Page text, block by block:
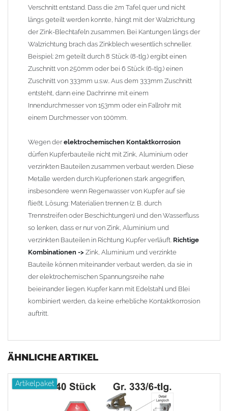
Verschnitt entstand. Dass die 2m Tafel quer und nicht
längs geteilt werden konnte, hängt mit der Walzrichtung
der Zink-Blechtafeln zusammen. Bei Kantungen längs der
Walzrichtung brach das Zinkblech wesentlich schneller.
Beispiel: 2m geteilt durch 8 Stück (8-tlg.) ergibt einen
Zuschnitt von 250mm oder bei 6 Stück (6-tlg.) einen
Zuschnitt von 333mm u.s.w.. Aus dem 333mm Zuschnitt
entsteht, dann eine Dachrinne mit einem
Innendurchmesser von 153mm oder ein Fallrohr mit
einem Durchmesser von 100mm.
Wegen derelektrochemischen Kontaktkorrosion
dürfen Kupferbauteile nicht mit Zink, Aluminium oder
verzinkten Bauteilen zusammen verbaut werden. Diese
Metalle werden durch Kupferionen stark angegriffen,
insbesondere wenn Regenwasser von Kupfer auf sie
fließt. Lösung: Materialien trennen (z. B. durch
Trennstreifen oder Beschichtungen) und den Wasserfluss
so lenken, dass er nur von Zink, Aluminium und
verzinkten Bauteilen in Richtung Kupfer verläuft. Richtige
Kombinationen -> Zink, Aluminium und verzinkte
Bauteile können miteinander verbaut werden, da sie in
der elektrochemischen Spannungsreihe nahe
beieinander liegen. Kupfer kann mit Edelstahl und Blei
kombiniert werden, da keine erhebliche Kontaktkorrosion
auftritt.
ÄHNLICHE ARTIKEL
Artikelpaket